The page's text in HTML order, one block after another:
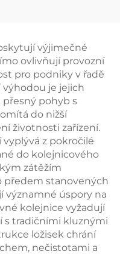
výjimečné
ovlivňují provozní
pro podniky v řadě
je jejich
pohyb s
do nižší
životnosti zařízení.
z pokročilé
do kolejnicového
zátěžím
předem stanovených
významné úspory na
kolejnice vyžadují
s tradičními kluznými
ložisek chrání
nečistotami a